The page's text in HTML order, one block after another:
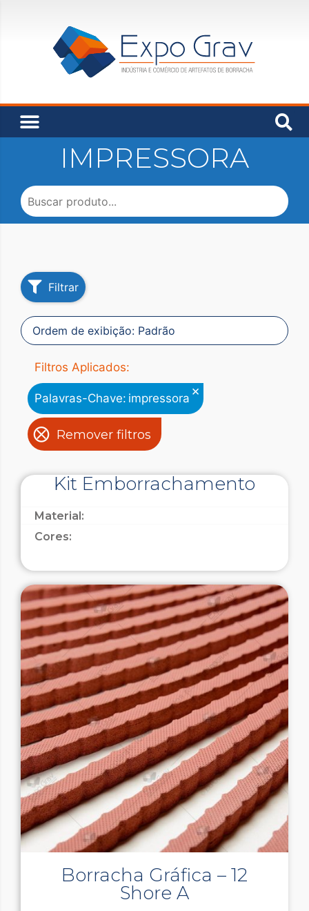
IMPRESSORA
Filtrar
Filtros Aplicados:
Palavras-Chave: impressora ×
Remover filtros
Kit Emborrachamento
Material:
Cores:
Borracha Gráfica – 12
Shore A